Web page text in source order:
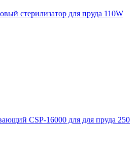
стерилизатор для пруда 110W
CSP-16000 для для пруда 250